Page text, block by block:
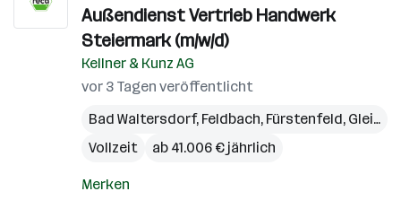
Außendienst Vertrieb Handwerk
Steiermark (m/w/d)
Kellner & Kunz AG
vor 3 Tagen veröffentlicht
Bad Waltersdorf, Feldbach, Fürstenfeld, Gleisdorf
Vollzeit
ab 41.006 € jährlich
Merken